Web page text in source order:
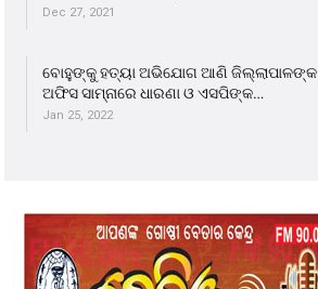
Dec 27, 2021
ବୋହୁଙ୍କୁ ହତ୍ୟା ଅଭିଯୋଗ ଆଣି ଜିଲ୍ଲାପାଳଙ୍କ
ଅଫିସ ସାମ୍ନାରେ ଧାରଣା ଓ ଏସପିଙ୍କ…
Jan 25, 2022